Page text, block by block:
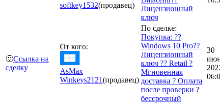
softkey1532(продавец)
Лицензионный
ключ
🙂Ссылка на
сделку
От кого:
AsMax
Winkeys2121(продавец)
По сделке:
Покупка: ??
Windows 10 Pro??
Лицензионный
ключ ?? Retail ?
Мгновенная
доставка ? Оплата
после проверки ?
бессрочный
30